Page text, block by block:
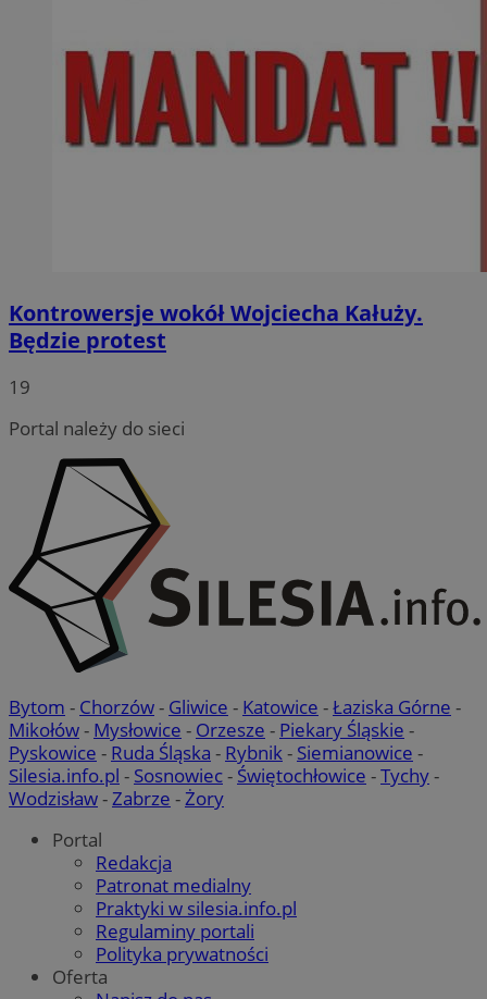
Kontrowersje wokół Wojciecha Kałuży.
Będzie protest
19
Portal należy do sieci
Bytom - Chorzów- Gliwice - Katowice -Łaziska Górne -
Mikołów- Mysłowice - Orzesze - Piekary Śląskie -
Pyskowice - Ruda Śląska - Rybnik- Siemianowice -
Silesia.info.pl - Sosnowiec- Świętochłowice -Tychy-
Wodzisław-Zabrze -Żory
Portal
Redakcja
Patronat medialny
Praktyki w silesia.info.pl
Regulaminy portali
Polityka prywatności
Oferta